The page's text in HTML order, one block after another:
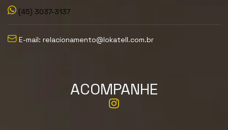
(45) 3037-3137
E-mail: relacionamento@lokatell.com.br
ACOMPANHE